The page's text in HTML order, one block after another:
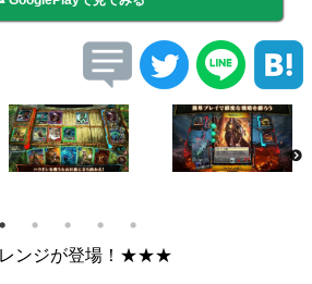
ンジが登場！★★★